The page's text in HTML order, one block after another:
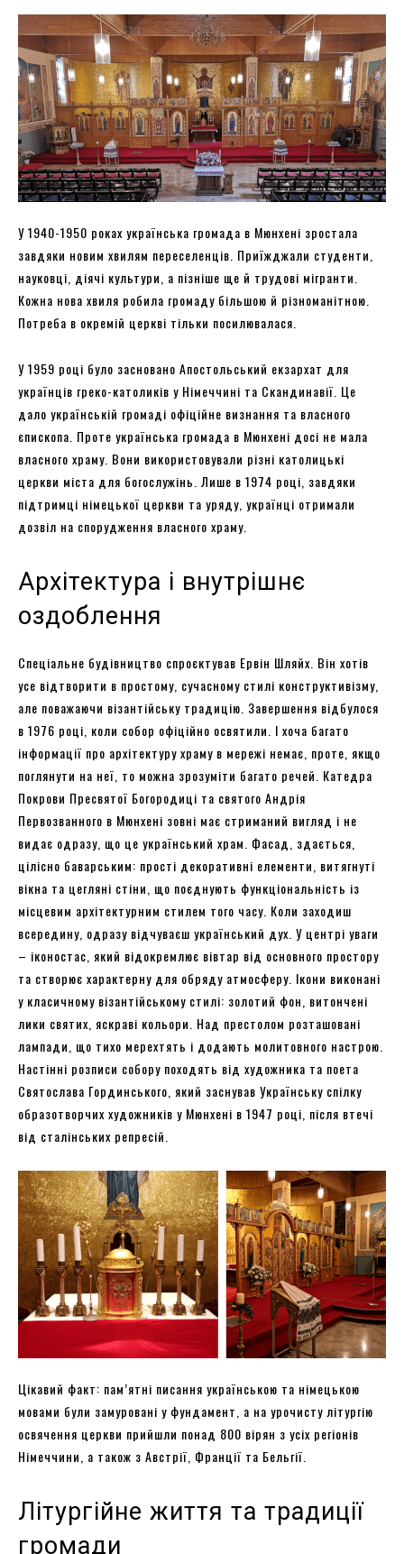
У 1940-1950 роках українська громада в Мюнхені зростала
завдяки новим хвилям переселенців. Приїжджали студенти,
науковці, діячі культури, а пізніше ще й трудові мігранти.
Кожна нова хвиля робила громаду більшою й різноманітною.
Потреба в окремій церкві тільки посилювалася.
У 1959 році було засновано Апостольський екзархат для
українців греко-католиків у Німеччині та Скандинавії. Це
дало українській громаді офіційне визнання та власного
єпископа. Проте українська громада в Мюнхені досі не мала
власного храму. Вони використовували різні католицькі
церкви міста для богослужінь. Лише в 1974 році, завдяки
підтримці німецької церкви та уряду, українці отримали
дозвіл на спорудження власного храму.
Архітектура і внутрішнє
оздоблення
Спеціальне будівництво спроєктував Ервін Шляйх. Він хотів
усе відтворити в простому, сучасному стилі конструктивізму,
але поважаючи візантійську традицію. Завершення відбулося
в 1976 році, коли собор офіційно освятили. І хоча багато
інформації про архітектуру храму в мережі немає, проте, якщо
поглянути на неї, то можна зрозуміти багато речей. Катедра
Покрови Пресвятої Богородиці та святого Андрія
Первозванного в Мюнхені зовні має стриманий вигляд і не
видає одразу, що це український храм. Фасад, здається,
цілісно баварським: прості декоративні елементи, витягнуті
вікна та цегляні стіни, що поєднують функціональність із
місцевим архітектурним стилем того часу. Коли заходиш
всередину, одразу відчуваєш український дух. У центрі уваги
– іконостас, який відокремлює вівтар від основного простору
та створює характерну для обряду атмосферу. Ікони виконані
у класичному візантійському стилі: золотий фон, витончені
лики святих, яскраві кольори. Над престолом розташовані
лампади, що тихо мерехтять і додають молитовного настрою.
Настінні розписи собору походять від художника та поета
Святослава Гординського, який заснував Українську спілку
образотворчих художників у Мюнхені в 1947 році, після втечі
від сталінських репресій.
Цікавий факт: пам’ятні писання українською та німецькою
мовами були замуровані у фундамент, а на урочисту літургію
освячення церкви прийшли понад 800 вірян з усіх регіонів
Німеччини, а також з Австрії, Франції та Бельгії.
Літургійне життя та традиції
громади